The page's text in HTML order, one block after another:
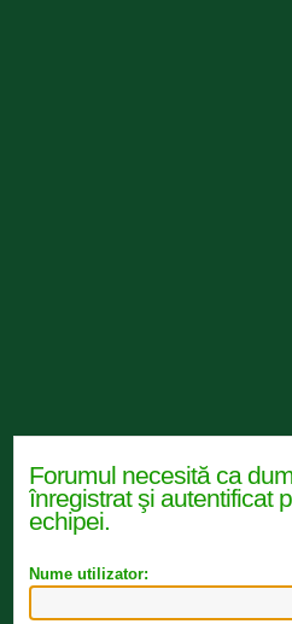
Forumul necesită ca
înregistrat şi autentificat
echipei.
Nume utilizator: